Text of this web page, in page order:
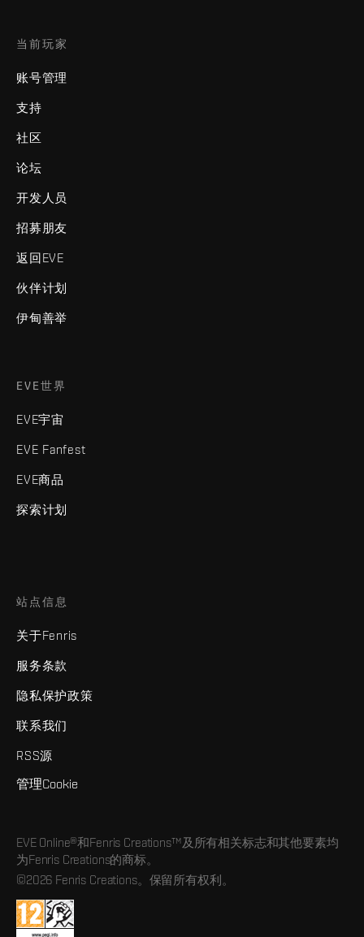
当前玩家
账号管理
支持
社区
论坛
开发人员
招募朋友
返回EVE
伙伴计划
伊甸善举
EVE世界
EVE宇宙
EVE Fanfest
EVE商品
探索计划
站点信息
关于Fenris
服务条款
隐私保护政策
联系我们
RSS源
管理Cookie
EVE Online®和Fenris Creations™及所有相关标志和其他要素均
为Fenris Creations的商标。
©2026 Fenris Creations。保留所有权利。